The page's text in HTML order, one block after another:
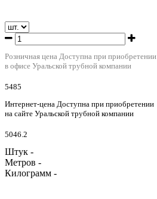
Розничная цена Доступна при приобретении
в офисе Уральской трубной компании
5485
Интернет-цена Доступна при приобретении
на сайте Уральской трубной компании
5046.2
Штук -
Метров -
Килограмм -